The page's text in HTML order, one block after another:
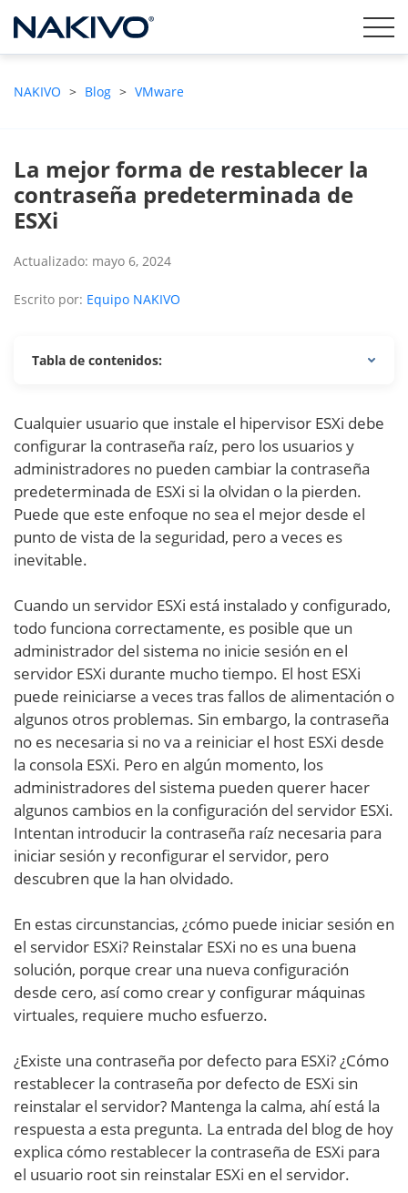
NAKIVO > Blog > VMware
La mejor forma de restablecer la
contraseña predeterminada de
ESXi
Actualizado: mayo 6, 2024
Escrito por: Equipo NAKIVO
Tabla de contenidos:
Cualquier usuario que instale el hipervisor ESXi debe
configurar la contraseña raíz, pero los usuarios y
administradores no pueden cambiar la contraseña
predeterminada de ESXi si la olvidan o la pierden.
Puede que este enfoque no sea el mejor desde el
punto de vista de la seguridad, pero a veces es
inevitable.
Cuando un servidor ESXi está instalado y configurado,
todo funciona correctamente, es posible que un
administrador del sistema no inicie sesión en el
servidor ESXi durante mucho tiempo. El host ESXi
puede reiniciarse a veces tras fallos de alimentación o
algunos otros problemas. Sin embargo, la contraseña
no es necesaria si no va a reiniciar el host ESXi desde
la consola ESXi. Pero en algún momento, los
administradores del sistema pueden querer hacer
algunos cambios en la configuración del servidor ESXi.
Intentan introducir la contraseña raíz necesaria para
iniciar sesión y reconfigurar el servidor, pero
descubren que la han olvidado.
En estas circunstancias, ¿cómo puede iniciar sesión en
el servidor ESXi? Reinstalar ESXi no es una buena
solución, porque crear una nueva configuración
desde cero, así como crear y configurar máquinas
virtuales, requiere mucho esfuerzo.
¿Existe una contraseña por defecto para ESXi? ¿Cómo
restablecer la contraseña por defecto de ESXi sin
reinstalar el servidor? Mantenga la calma, ahí está la
respuesta a esta pregunta. La entrada del blog de hoy
explica cómo restablecer la contraseña de ESXi para
el usuario root sin reinstalar ESXi en el servidor.